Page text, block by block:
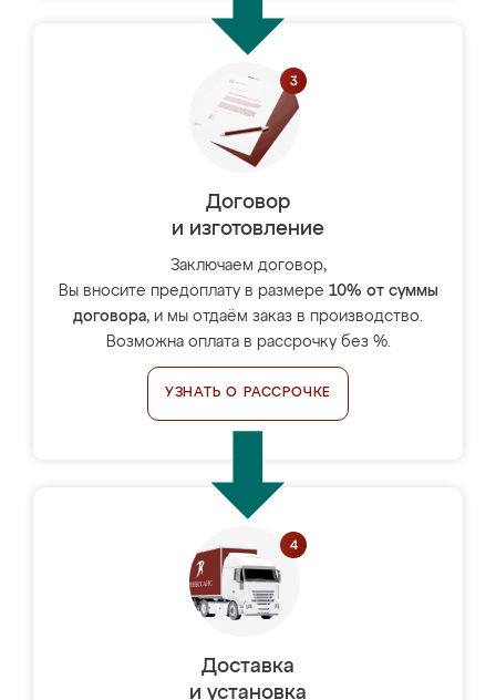
Договор
и изготовление
Заключаем договор,
Вы вносите предоплату в размере 10% от суммы
договора, и мы отдаём заказ в производство.
Возможна оплата в рассрочку без %.
УЗНАТЬ О РАССРОЧКЕ
Доставка
и установка